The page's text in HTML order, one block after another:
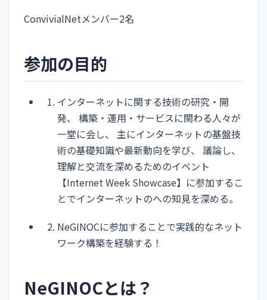
ConvivialNetメンバー2名
参加の目的
インターネットに関する技術の研究・開
発、 構築・運用・サービスに関わる人々が
一堂に会し、 主にインターネットの基盤技
術の基礎知識や最新動向を学び、 議論し、
理解と交流を深めるためのイベント
【Internet Week Showcase】に参加するこ
とでインターネットのへの知見を深める。
NeGINOCに参加することで実践的なネット
ワーク構築を経験する！
NeGINOCとは？